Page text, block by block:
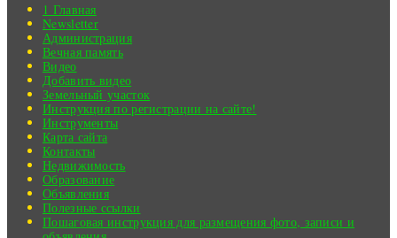
1 Главная
Newsletter
Администрация
Вечная память
Видео
Добавить видео
Земельный участок
Инструкция по регистрации на сайте!
Инструменты
Карта сайта
Контакты
Недвижимость
Образование
Объявления
Полезные ссылки
Пошаговая инструкция для размещения фото, записи и